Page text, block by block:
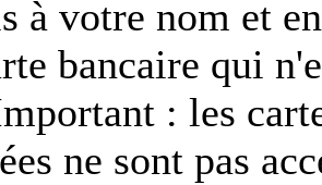
à votre nom et
bancaire qui
: les
ne sont pas